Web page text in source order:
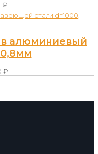
₽
алюминиевый
₽